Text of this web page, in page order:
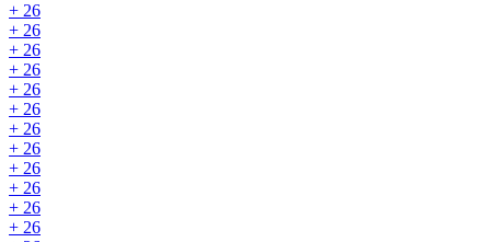
+ 26
+ 26
+ 26
+ 26
+ 26
+ 26
+ 26
+ 26
+ 26
+ 26
+ 26
+ 26